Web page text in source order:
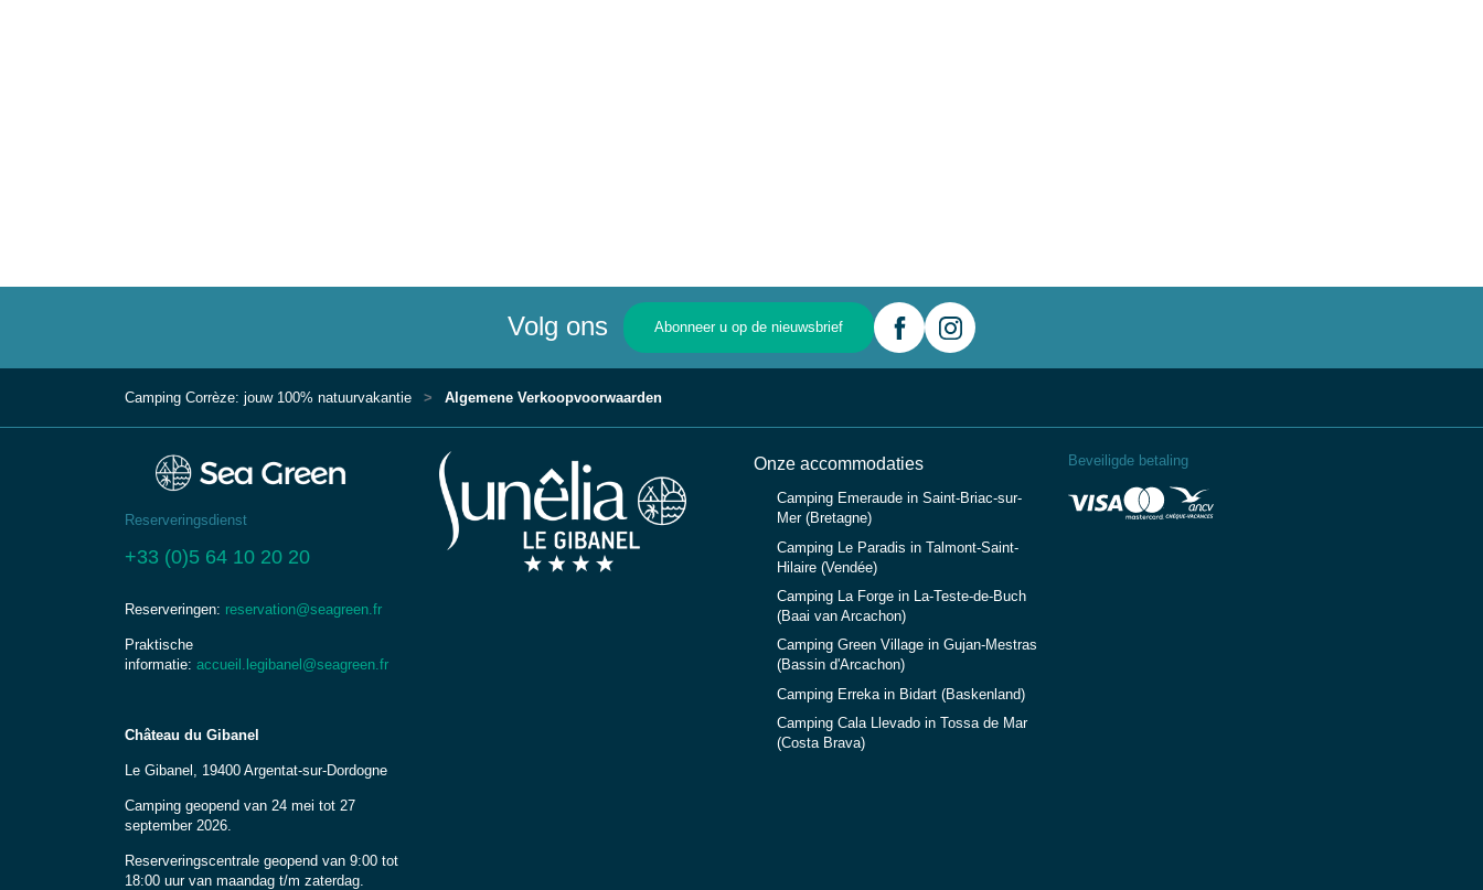
Volg ons Abonneer u op de nieuwsbrief
Camping Corrèze: jouw 100% natuurvakantie Algemene Verkoopvoorwaarden
Reserveringsdienst
+33 (0)5 64 10 20 20
Reserveringen: reservation@seagreen.fr
Praktische
informatie: accueil.legibanel@seagreen.fr
Château du Gibanel
Le Gibanel, 19400 Argentat-sur-Dordogne
Camping geopend van 24 mei tot 27
september 2026.
Reserveringscentrale geopend van 9:00 tot
18:00 uur van maandag t/m zaterdag.
Onze accommodaties
Camping Emeraude in Saint-Briac-sur-
Mer (Bretagne)
Camping Le Paradis in Talmont-Saint-
Hilaire (Vendée)
Camping La Forge in La-Teste-de-Buch
(Baai van Arcachon)
Camping Green Village in Gujan-Mestras
(Bassin d'Arcachon)
Camping Erreka in Bidart (Baskenland)
Camping Cala Llevado in Tossa de Mar
(Costa Brava)
Beveiligde betaling